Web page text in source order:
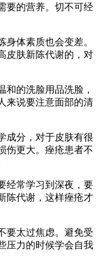
要的营养。切不可经
体素质也会变差。
皮肤新陈代谢的，对
和的洗脸用品洗脸，
来说要注意面部的清
成分，对于皮肤有很
伤更大。痤疮患者不
经常学习到深夜，要
陈代谢，这样痤疮才
要太过焦虑。避免受
压力的时候学会自我